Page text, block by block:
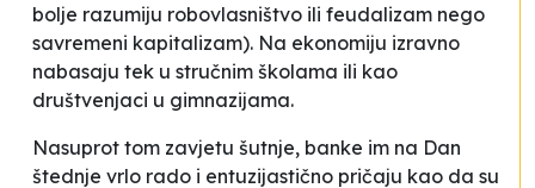
bolje razumiju robovlasništvo ili feudalizam nego
savremeni kapitalizam). Na ekonomiju izravno
nabasaju tek u stručnim školama ili kao
društvenjaci u gimnazijama.
Nasuprot tom zavjetu šutnje, banke im na Dan
štednje vrlo rado i entuzijastično pričaju kao da su